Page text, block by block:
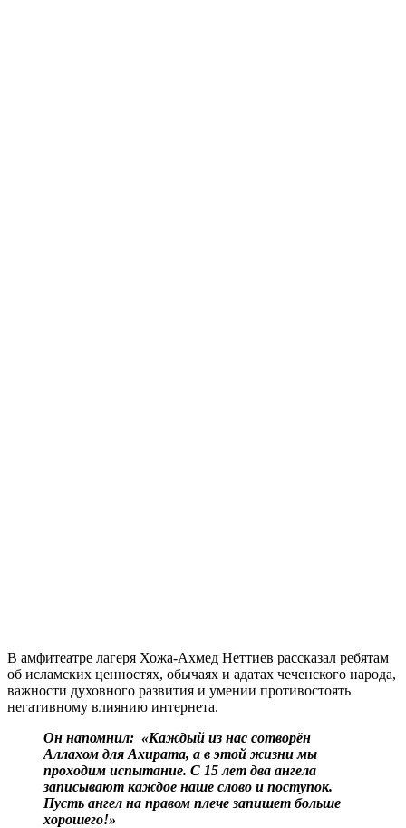
В амфитеатре лагеря Хожа-Ахмед Неттиев рассказал ребятам
об исламских ценностях, обычаях и адатах чеченского народа,
важности духовного развития и умении противостоять
негативному влиянию интернета.
Он напомнил: «Каждый из нас сотворён
Аллахом для Ахирата, а в этой жизни мы
проходим испытание. С 15 лет два ангела
записывают каждое наше слово и поступок.
Пусть ангел на правом плече запишет больше
хорошего!»